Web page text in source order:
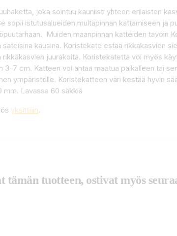
joka sointuu kauniisti yhteen erilaisten
sopii istutusalueiden multapinnan kattamiseen ja
Muiden maanpinnan katteiden tavoin
kausina. Koristekate estää rikkakasvien
juurakoita. Koristekatetta voi myös
7 cm. Katteen voi antaa maatua paikalleen tai
ympäristölle. Koristekatteen väri kestää hyvin
mm. Lavassa 60 säkkiä
yksittäin.
tämän tuotteen, ostivat myös